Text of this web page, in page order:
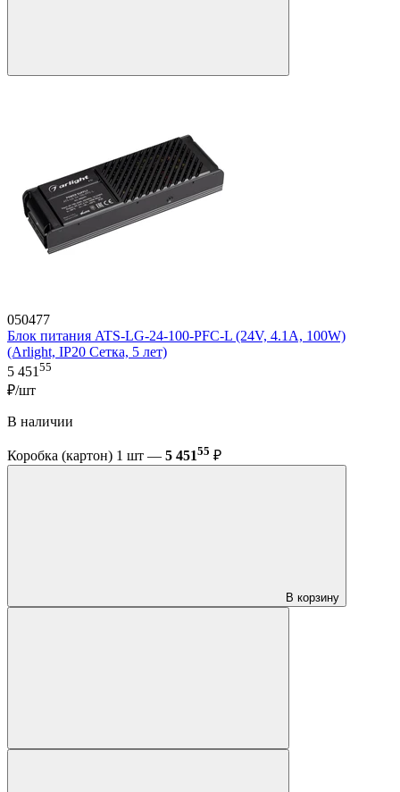
050477
Блок питания ATS-LG-24-100-PFC-L (24V, 4.1A, 100W)
(Arlight, IP20 Сетка, 5 лет)
5 451 55
₽/шт
В наличии
Коробка (картон) 1 шт — 5 45155 ₽
В корзину